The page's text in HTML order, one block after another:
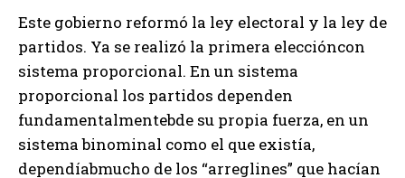
Este gobierno reformó la ley electoral y la ley de
partidos. Ya se realizó la primera eleccióncon
sistema proporcional. En un sistema
proporcional los partidos dependen
fundamentalmentebde su propia fuerza, en un
sistema binominal como el que existía,
dependíabmucho de los “arreglines” que hacían